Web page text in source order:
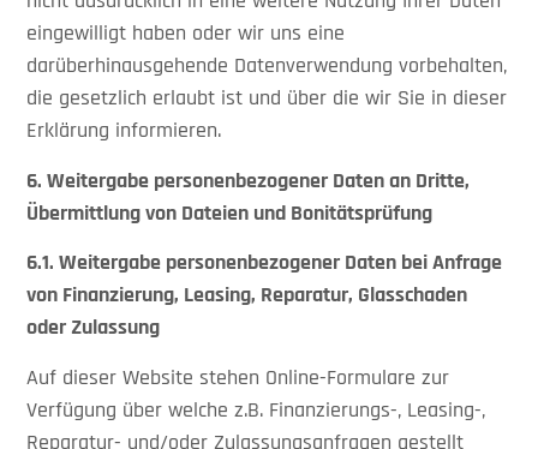
eingewilligt haben oder wir uns eine
darüberhinausgehende Datenverwendung vorbehalten,
die gesetzlich erlaubt ist und über die wir Sie in dieser
Erklärung informieren.
6. Weitergabe personenbezogener Daten an Dritte,
Übermittlung von Dateien und Bonitätsprüfung
6.1.Weitergabe personenbezogener Daten bei Anfrage
von Finanzierung, Leasing, Reparatur, Glasschaden
oder Zulassung
Auf dieser Website stehen Online-Formulare zur
Verfügung über welche z.B. Finanzierungs-, Leasing-,
Reparatur- und/oder Zulassungsanfragen gestellt